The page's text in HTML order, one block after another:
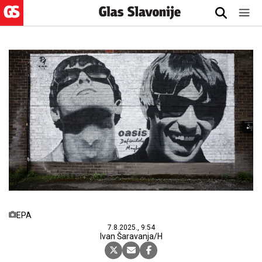
EPA
7.8.2025., 9:54
Ivan Šaravanja/H